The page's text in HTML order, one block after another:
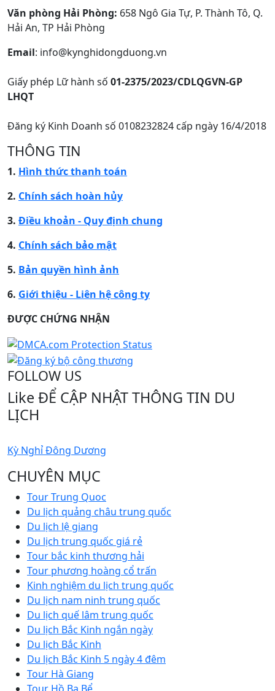
Văn phòng Hải Phòng: 658 Ngô Gia Tự, P. Thành Tô, Q.
Hải An, TP Hải Phòng
Email: info@kynghidongduong.vn
Giấy phép Lữ hành số 01-2375/2023/CDLQGVN-GP
LHQT
Đăng ký Kinh Doanh số 0108232824 cấp ngày 16/4/2018
THÔNG TIN
1. Hình thức thanh toán
2. Chính sách hoàn hủy
3. Điều khoản - Quy định chung
4. Chính sách bảo mật
5. Bản quyền hình ảnh
6. Giới thiệu - Liên hệ công ty
ĐƯỢC CHỨNG NHẬN​
FOLLOW US
Like ĐỂ CẬP NHẬT THÔNG TIN DU
LỊCH
Kỳ Nghỉ Đông Dương
CHUYÊN MỤC
Tour Trung Quoc
Du lịch quảng châu trung quốc
Du lịch lệ giang
Du lịch trung quốc giá rẻ
Tour bắc kinh thương hải
Tour phương hoàng cổ trấn
Kinh nghiệm du lịch trung quốc
Du lịch nam ninh trung quốc
Du lịch quế lâm trung quốc
Du lịch Bắc Kinh ngắn ngày
Du lịch Bắc Kinh
Du lịch Bắc Kinh 5 ngày 4 đêm
Tour Hà Giang
Tour Hồ Ba Bể